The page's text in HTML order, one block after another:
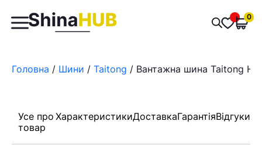
Пошук
товарів
0
Головна / Шини / Taitong / Вантажна шина Taitong
Усе про
товар
ХарактеристикиДоставкаГарантіяВідгуки